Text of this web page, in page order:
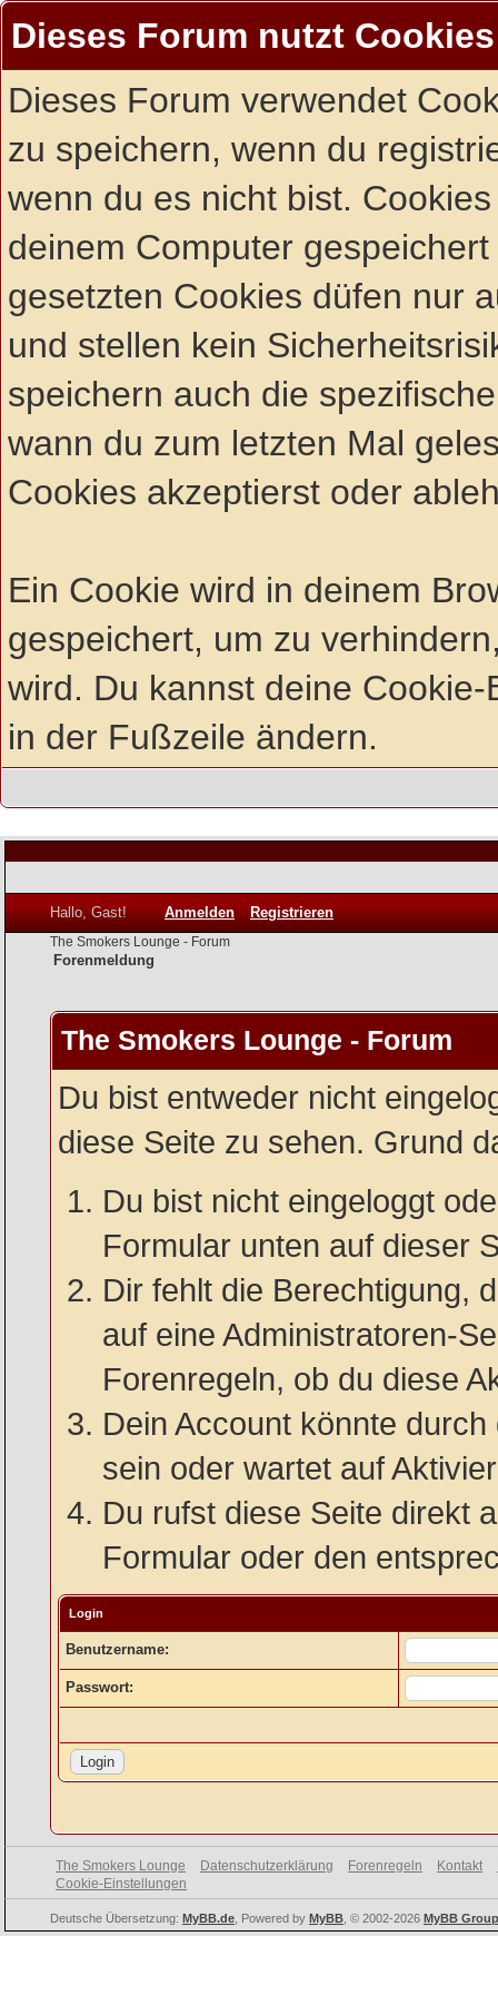
Dieses Forum nutzt Cookies
Dieses Forum verwendet
zu speichern, wenn du
wenn du es nicht bist.
deinem Computer
gesetzten Cookies düfen nur
und stellen kein
speichern auch die
wann du zum letzten Mal
Cookies akzeptierst oder
Ein Cookie wird in deinem
gespeichert, um zu
wird. Du kannst deine
in der Fußzeile ändern.
Hallo, Gast! Anmelden Registrieren
The Smokers Lounge - Forum
Forenmeldung
The Smokers Lounge - Forum
Du bist entweder nicht
diese Seite zu sehen. Grund
Du bist nicht eingeloggt
Formular unten auf dieser
Dir fehlt die Berechtigung,
auf eine Administratoren-
Forenregeln, ob du diese
Dein Account könnte
sein oder wartet auf
Du rufst diese Seite direkt
Formular oder den
Login
Benutzername:
Passwort:
The Smokers Lounge Datenschutzerklärung Forenregeln Kontakt
Cookie-Einstellungen
Deutsche Übersetzung: MyBB.de , Powered by MyBB , © 2002-2026 MyBB Group